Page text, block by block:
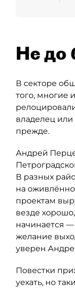
Не до
В секторе
того, многие
владелец или
прежде.
Андрей
В разных
на
проектам
везде
начинается
желание
уверен
Повестки
уехать, но